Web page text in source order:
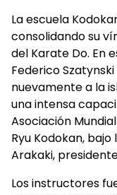
La escuela
consolidando su
del Karate Do. En
Federico
nuevamente a la
una intensa
Asociación
Ryu Kodokan,
Arakaki,
Los instructores